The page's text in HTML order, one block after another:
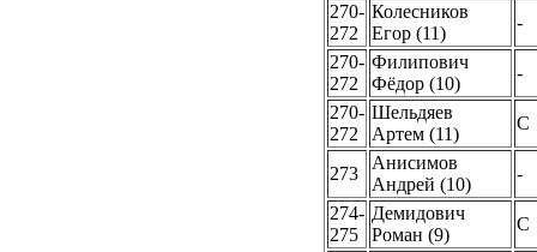
270-
272
Колесников
Егор (11)
-
270-
272
Филипович
Фёдор (10)
-
270-
272
Шельдяев
Артем (11)
C
273
Анисимов
Андрей (10)
-
274-
275
Демидович
Роман (9)
C